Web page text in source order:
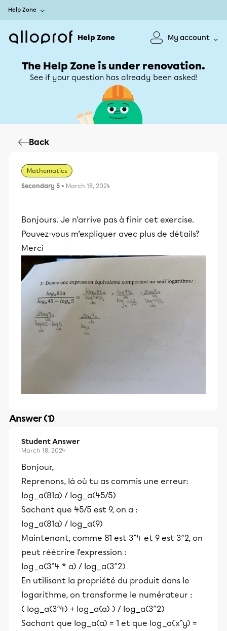
Help Zone
Help Zone My account
The Help Zone is under renovation.
See if your question has already been asked!
Back
Mathematics
Secondary 5 • March 18, 2024
Bonjours. Je n’arrive pas à finir cet exercise.
Pouvez-vous m’expliquer avec plus de détails?
Merci
Answer (1)
Student Answer
March 18, 2024
Bonjour,
Reprenons, là où tu as commis une erreur:
log_a(81a) / log_a(45/5)
Sachant que 45/5 est 9, on a :
log_a(81a) / log_a(9)
Maintenant, comme 81 est 3^4 et 9 est 3^2, on
peut réécrire l'expression :
log_a(3^4 * a) / log_a(3^2)
En utilisant la propriété du produit dans le
logarithme, on transforme le numérateur :
( log_a(3^4) + log_a(a) ) / log_a(3^2)
Sachant que log_a(a) = 1 et que log_a(x^y) =